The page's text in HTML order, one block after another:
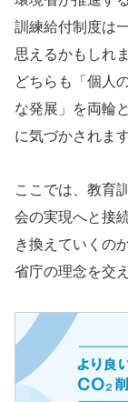
訓練給付制度は
思えるかもしれ
どちらも「個人
な発展」を両輪
に気づかされます
ここでは、教育
会の実現へと接
き換えていくの
省庁の理念を交